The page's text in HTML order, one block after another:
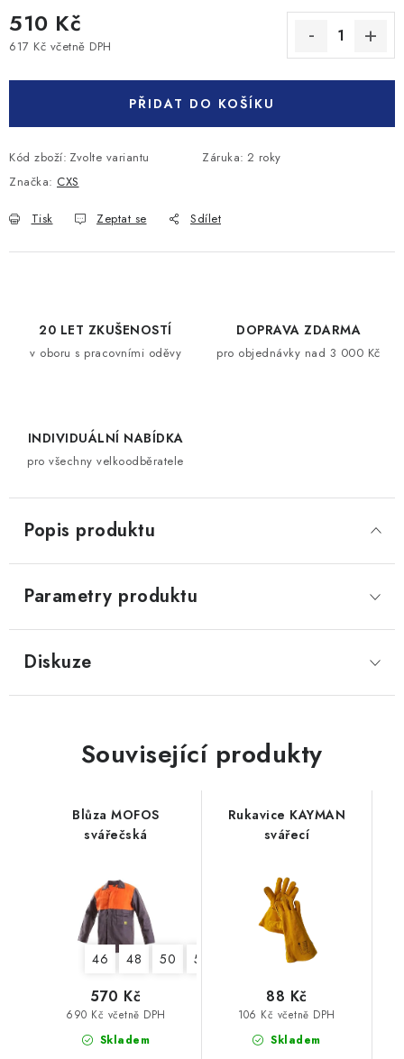
510 Kč
617 Kč včetně DPH
PŘIDAT DO KOŠÍKU
Kód zboží: Zvolte variantu Záruka: 2 roky
Značka: CXS
Tisk Zeptat se Sdílet
20 LET ZKUŠENOSTÍ
v oboru s pracovními oděvy
DOPRAVA ZDARMA
pro objednávky nad 3 000 Kč
INDIVIDUÁLNÍ NABÍDKA
pro všechny velkoodběratele
Popis produktu
Parametry produktu
Diskuze
Související produkty
Blůza MOFOS
svářečská
46 48 50 52 58
Skladem
690 Kč včetně DPH
570 Kč
Rukavice KAYMAN
svářecí
Skladem
106 Kč včetně DPH
88 Kč